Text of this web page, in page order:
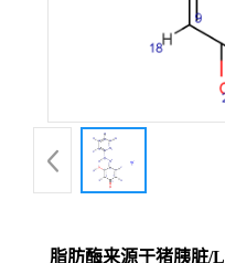
脂肪酶来源于猪胰脏/